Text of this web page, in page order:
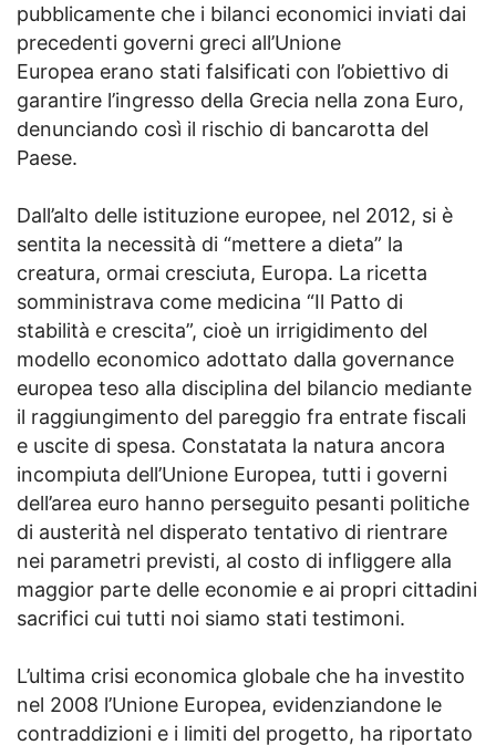
pubblicamente che i bilanci economici inviati dai
precedenti governi greci all’Unione
Europea erano stati falsificati con l’obiettivo di
garantire l’ingresso della Grecia nella zona Euro,
denunciando così il rischio di bancarotta del
Paese.
Dall’alto delle istituzione europee, nel 2012, si è
sentita la necessità di “mettere a dieta” la
creatura, ormai cresciuta, Europa. La ricetta
somministrava come medicina “Il Patto di
stabilità e crescita”, cioè un irrigidimento del
modello economico adottato dalla governance
europea teso alla disciplina del bilancio mediante
il raggiungimento del pareggio fra entrate fiscali
e uscite di spesa. Constatata la natura ancora
incompiuta dell’Unione Europea, tutti i governi
dell’area euro hanno perseguito pesanti politiche
di austerità nel disperato tentativo di rientrare
nei parametri previsti, al costo di infliggere alla
maggior parte delle economie e ai propri cittadini
sacrifici cui tutti noi siamo stati testimoni.
L’ultima crisi economica globale che ha investito
nel 2008 l’Unione Europea, evidenziandone le
contraddizioni e i limiti del progetto, ha riportato